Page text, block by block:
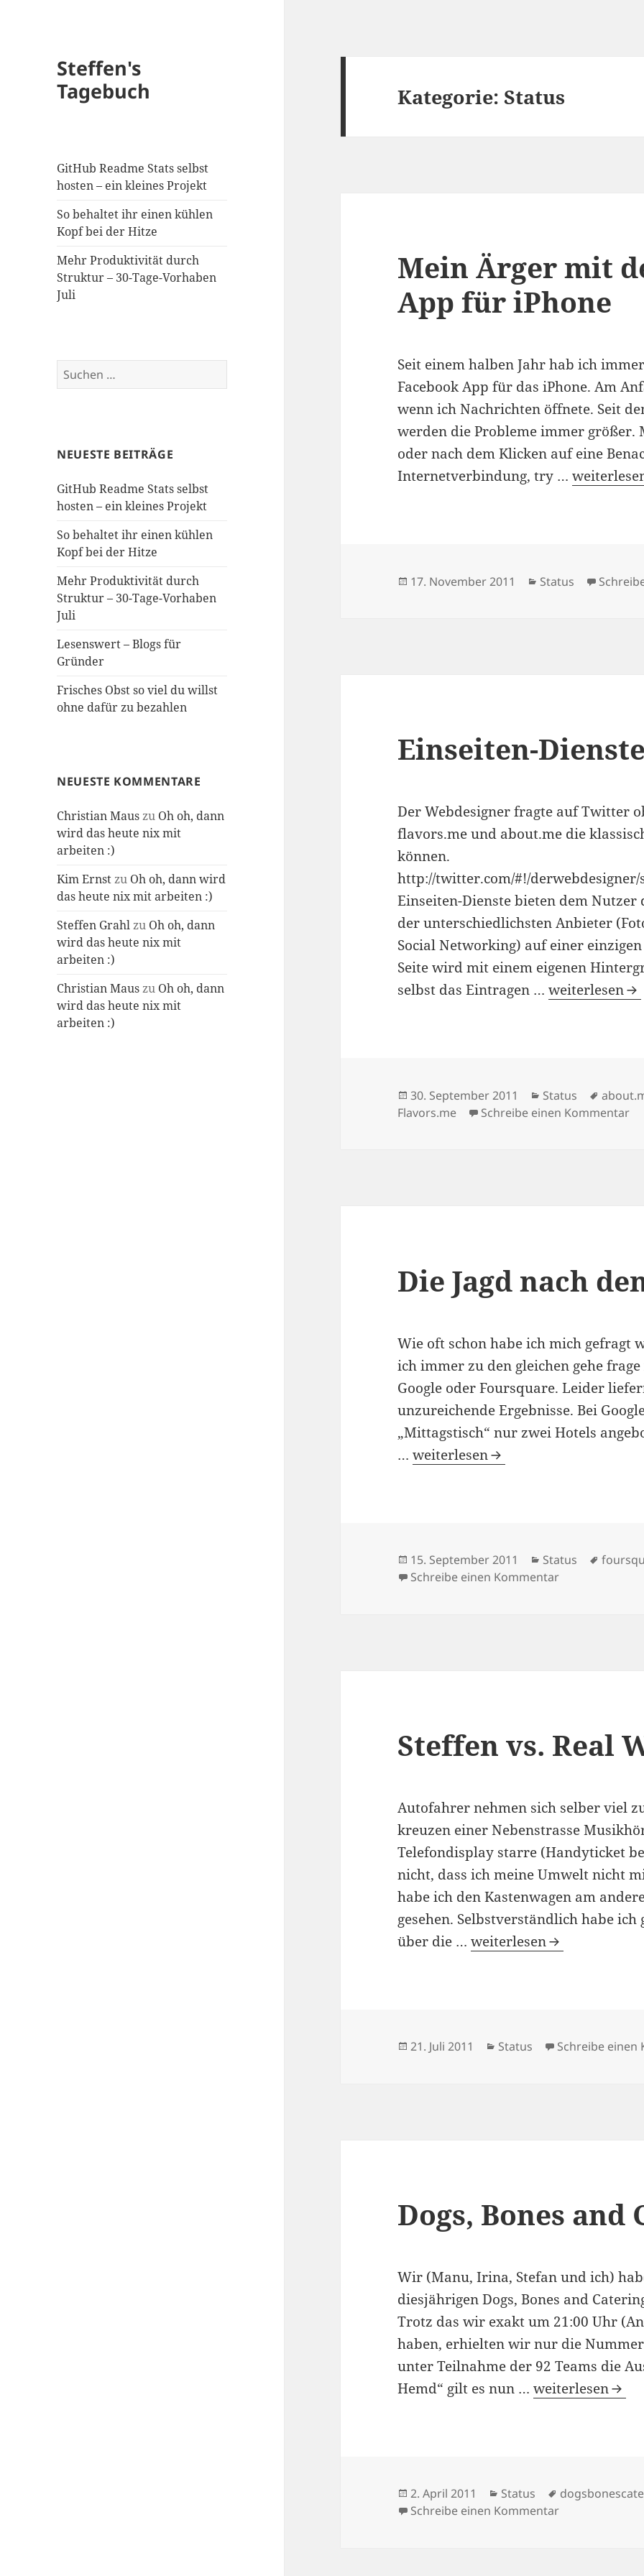
Steffen's
Tagebuch
GitHub Readme Stats selbst
hosten – ein kleines Projekt
So behaltet ihr einen kühlen
Kopf bei der Hitze
Mehr Produktivität durch
Struktur – 30-Tage-Vorhaben
Juli
Suchen
nach:
NEUESTE BEITRÄGE
GitHub Readme Stats selbst
hosten – ein kleines Projekt
So behaltet ihr einen kühlen
Kopf bei der Hitze
Mehr Produktivität durch
Struktur – 30-Tage-Vorhaben
Juli
Lesenswert – Blogs für
Gründer
Frisches Obst so viel du willst
ohne dafür zu bezahlen
NEUESTE KOMMENTARE
Christian Mauszu Oh oh, dann
wird das heute nix mit
arbeiten :)
Kim Ernstzu Oh oh, dann wird
das heute nix mit arbeiten :)
Steffen Grahlzu Oh oh, dann
wird das heute nix mit
arbeiten :)
Christian Mauszu Oh oh, dann
wird das heute nix mit
arbeiten :)
Kategorie:Status
Mein Ärger mit
App für iPhone
Seit einem halben Jahr hab ich
Facebook App für das iPhone. Am
wenn ich Nachrichten öffnete. Seit
werden die Probleme immer größer.
oder nach dem Klicken auf eine
Internetverbindung, try …Mein
Veröffentlicht
17. November 2011 Kategorien
Status
Einseiten-Dienste
Der Webdesigner fragte auf Twitter
flavors.me und about.me die
können.
http://twitter.com/#!/derwebdesigner/
Einseiten-Dienste bieten dem
der unterschiedlichsten Anbieter
Social Networking) auf einer
Seite wird mit einem eigenen
selbst das Eintragen …Einseiten-
weiterlesen
Veröffentlicht
am
30. September 2011 Kategorien
Status
Flavors.me
Schreibe einen Kommentarzu
Die Jagd nach
Wie oft schon habe ich mich gefragt
ich immer zu den gleichen gehe
Google oder Foursquare. Leider
unzureichende Ergebnisse. Bei
„Mittagstisch“ nur zwei Hotels
…Die Jagd nach dem Mittagessen
weiterlesen
Veröffentlicht
am
15. September 2011 Kategorien
Status
Schreibe einen Kommentarzu Die Jagd
Steffen vs. Real
Autofahrer nehmen sich selber viel
kreuzen einer Nebenstrasse
Telefondisplay starre (Handyticket
nicht, dass ich meine Umwelt nicht
habe ich den Kastenwagen am
gesehen. Selbstverständlich habe
über die …Steffen vs. Real World
weiterlesen
Veröffentlicht
21. Juli 2011 Kategorien
Status Schreibe einen
Dogs, Bones and
Wir (Manu, Irina, Stefan und ich)
diesjährigen Dogs, Bones and
Trotz das wir exakt um 21:00 Uhr
haben, erhielten wir nur die Nummer
unter Teilnahme der 92 Teams die
Hemd“ gilt es nun …Dogs, Bones and
weiterlesen
Veröffentlicht
am
2. April 2011 Kategorien
Status Schlagwörter
Schreibe einen Kommentarzu Dogs, Bones